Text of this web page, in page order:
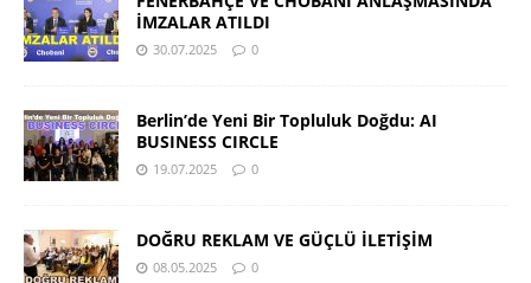
İMZALAR ATILDI
30.07.2025 0
Berlin’de Yeni Bir Topluluk Doğdu: AI
BUSINESS CIRCLE
19.07.2025 0
DOĞRU REKLAM VE GÜÇLÜ İLETİŞİM
08.05.2025 0